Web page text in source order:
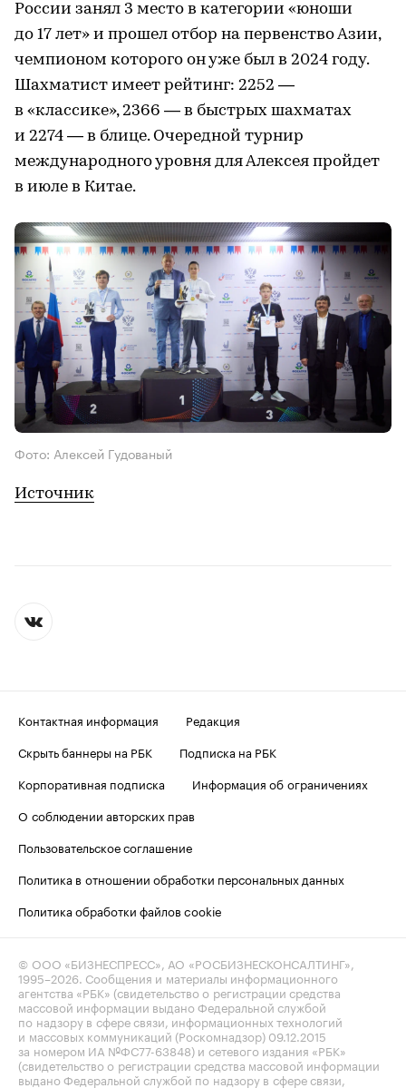
России занял 3 место в категории «юноши
до 17 лет» и прошел отбор на первенство Азии,
чемпионом которого он уже был в 2024 году.
Шахматист имеет рейтинг: 2252 —
в «классике», 2366 — в быстрых шахматах
и 2274 — в блице. Очередной турнир
международного уровня для Алексея пройдет
в июле в Китае.
Фото: Алексей Гудованый
Источник
Контактная информация
Редакция
Скрыть баннеры на РБК
Подписка на РБК
Корпоративная подписка
Информация об ограничениях
О соблюдении авторских прав
Пользовательское соглашение
Политика в отношении обработки персональных данных
Политика обработки файлов cookie
© ООО «БИЗНЕСПРЕСС», АО «РОСБИЗНЕСКОНСАЛТИНГ»,
1995–2026. Сообщения и материалы информационного
агентства «РБК» (свидетельство о регистрации средства
массовой информации выдано Федеральной службой
по надзору в сфере связи, информационных технологий
и массовых коммуникаций (Роскомнадзор) 09.12.2015
за номером ИА №ФС77-63848) и сетевого издания «РБК»
(свидетельство о регистрации средства массовой информации
выдано Федеральной службой по надзору в сфере связи,